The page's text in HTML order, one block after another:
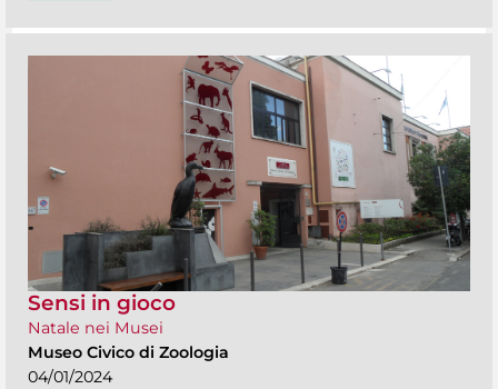
Sensi in gioco
Natale nei Musei
Museo Civico di Zoologia
04/01/2024